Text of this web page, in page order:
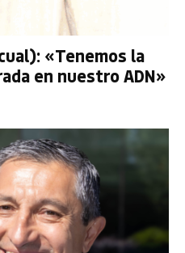
«Tenemos la
en nuestro ADN»